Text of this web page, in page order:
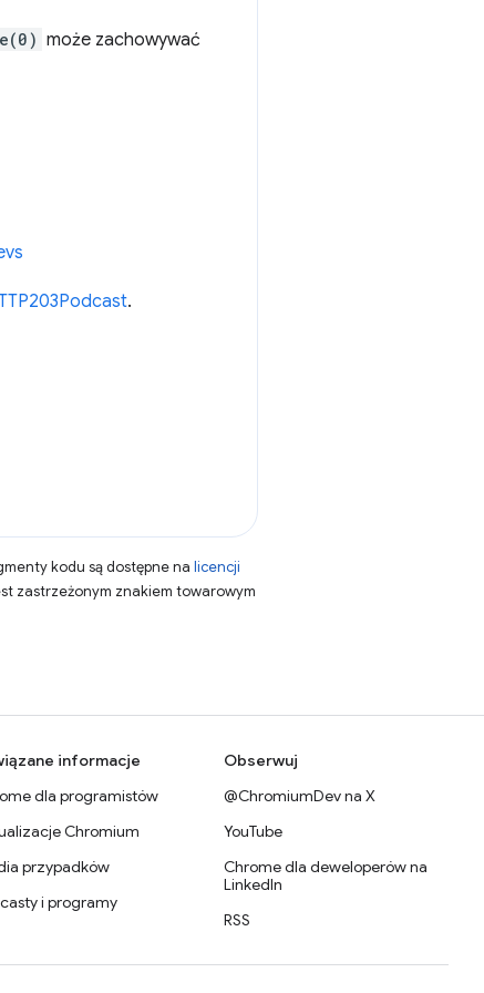
może zachowywać
.
kodu są dostępne na licencji
zastrzeżonym znakiem towarowym
informacje
dla programistów
Chromium
przypadków
i programy
Obserwuj
@ChromiumDev na X
YouTube
Chrome dla deweloperów na
LinkedIn
RSS